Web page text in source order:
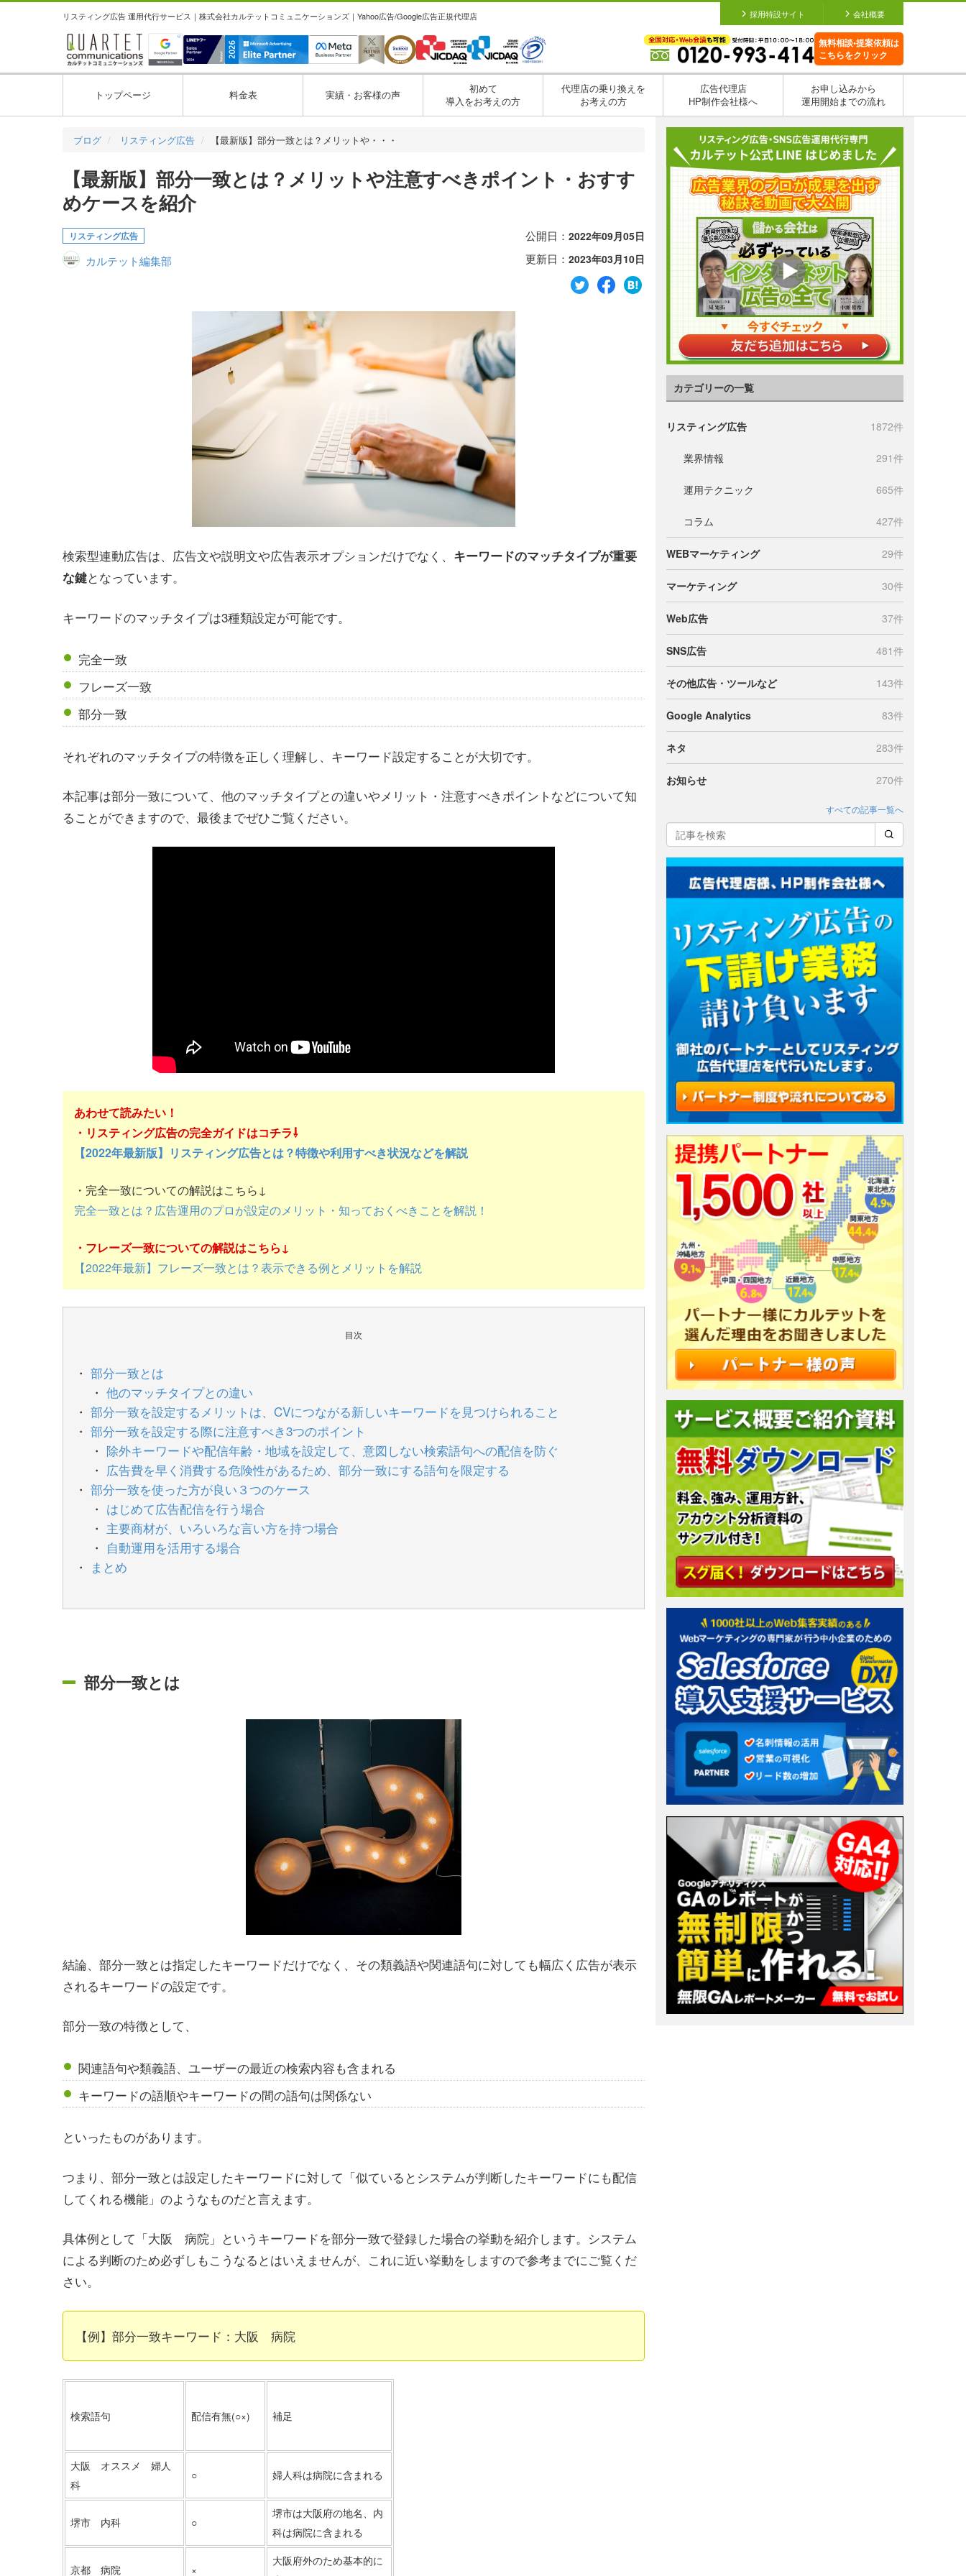
リスティング広告 運用代行サービス｜株式会社カルテットコミュニケーションズ｜Yahoo広告/Google広告正規代理店 採用特設サイト 会社概要
無料相談•提案依頼は
こちらをクリック
トップページ 料金表 実績・お客様の声
初めて
導入をお考えの方
代理店の乗り換えを
お考えの方
広告代理店
HP制作会社様へ
お申し込みから
運用開始までの流れ
ブログ リスティング広告 【最新版】部分一致とは？メリットや・・・
【最新版】部分一致とは？メリットや注意すべきポイント・おすす
めケースを紹介
リスティング広告
カルテット編集部
公開日： 2022年09月05日
更新日： 2023年03月10日
検索型連動広告は、広告文や説明文や広告表示オプションだけでなく、 キーワードのマッチタイプが重要
な鍵となっています。
キーワードのマッチタイプは3種類設定が可能です。
完全一致
フレーズ一致
部分一致
それぞれのマッチタイプの特徴を正しく理解し、キーワード設定することが大切です。
本記事は部分一致について、他のマッチタイプとの違いやメリット・注意すべきポイントなどについて知
ることができますので、最後までぜひご覧ください。
あわせて読みたい！
・リスティング広告の完全ガイドはコチラ⇩
【2022年最新版】リスティング広告とは？特徴や利用すべき状況などを解説
・完全一致についての解説はこちら↓
完全一致とは？広告運用のプロが設定のメリット・知っておくべきことを解説！
・フレーズ一致についての解説はこちら↓
【2022年最新】フレーズ一致とは？表示できる例とメリットを解説
目次
部分一致とは
他のマッチタイプとの違い
部分一致を設定するメリットは、CVにつながる新しいキーワードを見つけられること
部分一致を設定する際に注意すべき3つのポイント
除外キーワードや配信年齢・地域を設定して、意図しない検索語句への配信を防ぐ
広告費を早く消費する危険性があるため、部分一致にする語句を限定する
部分一致を使った方が良い３つのケース
はじめて広告配信を行う場合
主要商材が、いろいろな言い方を持つ場合
自動運用を活用する場合
まとめ
部分一致とは
結論、部分一致とは指定したキーワードだけでなく、その類義語や関連語句に対しても幅広く広告が表示
されるキーワードの設定です。
部分一致の特徴として、
関連語句や類義語、ユーザーの最近の検索内容も含まれる
キーワードの語順やキーワードの間の語句は関係ない
といったものがあります。
つまり、部分一致とは設定したキーワードに対して「似ているとシステムが判断したキーワードにも配信
してくれる機能」のようなものだと言えます。
具体例として「大阪 病院」というキーワードを部分一致で登録した場合の挙動を紹介します。システム
による判断のため必ずしもこうなるとはいえませんが、これに近い挙動をしますので参考までにご覧くだ
さい。
【例】部分一致キーワード：大阪 病院
検索語句 配信有無(○×) 補足
大阪 オススメ 婦人
科
○ 婦人科は病院に含まれる
堺市 内科 ○
堺市は大阪府の地名、内
科は病院に含まれる
京都 病院 ×
大阪府外のため基本的に
カテゴリーの一覧
リスティング広告 1872件
業界情報 291件
運用テクニック 665件
コラム 427件
WEBマーケティング 29件
マーケティング 30件
Web広告 37件
SNS広告 481件
その他広告・ツールなど 143件
Google Analytics 83件
ネタ 283件
お知らせ 270件
すべての記事一覧へ